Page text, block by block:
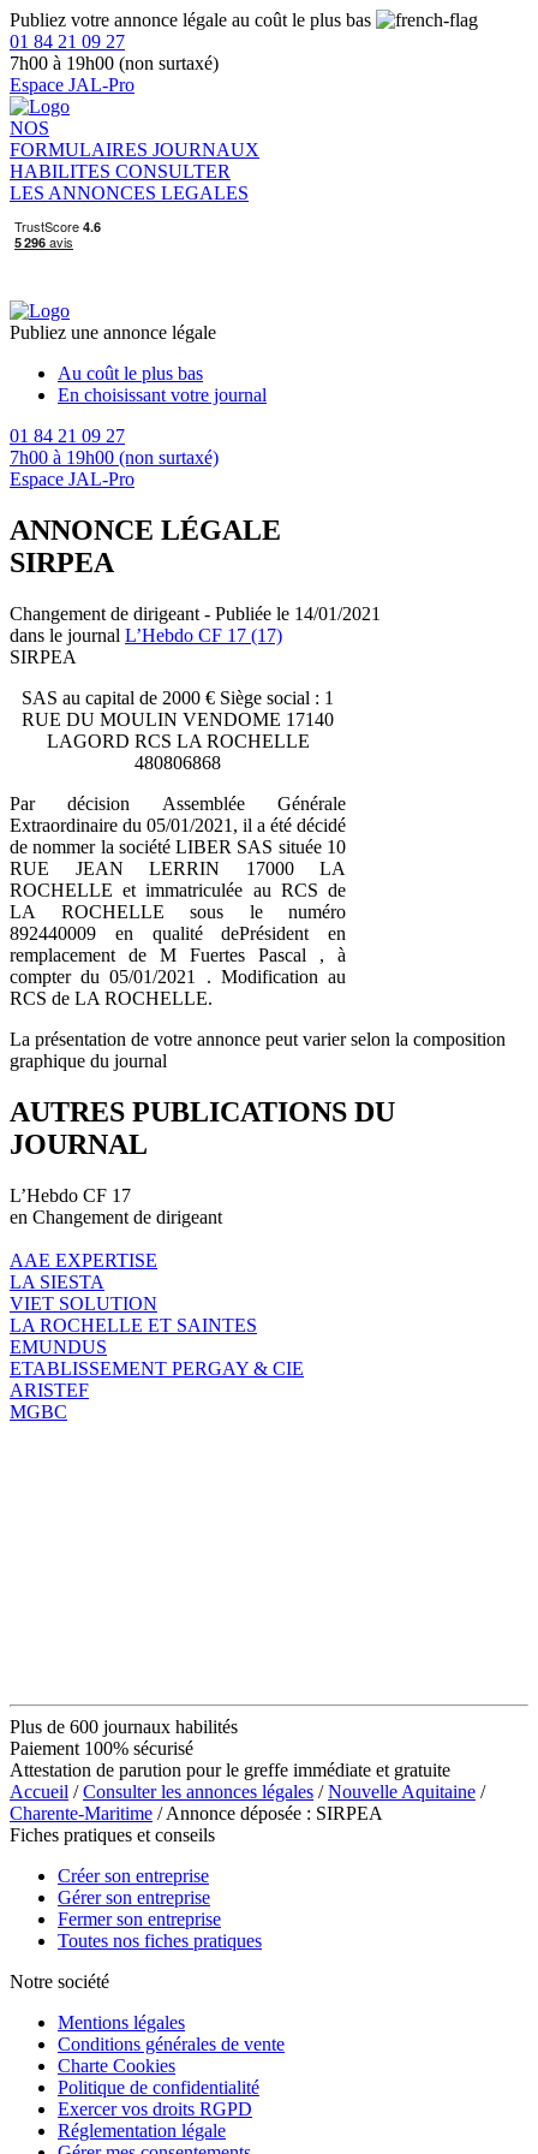
Publiez votre annonce légale au coût le plus bas
01 84 21 09 27
7h00 à 19h00 (non surtaxé)
Espace JAL-Pro
NOS
FORMULAIRES JOURNAUX
HABILITES CONSULTER
LES ANNONCES LEGALES
Publiez une annonce légale
Au coût le plus bas
En choisissant votre journal
01 84 21 09 27
7h00 à 19h00 (non surtaxé)
Espace JAL-Pro
ANNONCE LÉGALE
SIRPEA
Changement de dirigeant - Publiée le 14/01/2021
dans le journal L’Hebdo CF 17 (17)
SIRPEA
SAS au capital de 2000 € Siège social : 1
RUE DU MOULIN VENDOME 17140
LAGORD RCS LA ROCHELLE
480806868
Par décision Assemblée Générale
Extraordinaire du 05/01/2021, il a été décidé
de nommer la société LIBER SAS située 10
RUE JEAN LERRIN 17000 LA
ROCHELLE et immatriculée au RCS de
LA ROCHELLE sous le numéro
892440009 en qualité dePrésident en
remplacement de M Fuertes Pascal , à
compter du 05/01/2021 . Modification au
RCS de LA ROCHELLE.
La présentation de votre annonce peut varier selon la composition
graphique du journal
AUTRES PUBLICATIONS DU
JOURNAL
L’Hebdo CF 17
en Changement de dirigeant
AAE EXPERTISE
LA SIESTA
VIET SOLUTION
LA ROCHELLE ET SAINTES
EMUNDUS
ETABLISSEMENT PERGAY & CIE
ARISTEF
MGBC
Plus de 600 journaux habilités
Paiement 100% sécurisé
Attestation de parution pour le greffe immédiate et gratuite
Accueil /Consulter les annonces légales /Nouvelle Aquitaine /
Charente-Maritime / Annonce déposée : SIRPEA
Fiches pratiques et conseils
Créer son entreprise
Gérer son entreprise
Fermer son entreprise
Toutes nos fiches pratiques
Notre société
Mentions légales
Conditions générales de vente
Charte Cookies
Politique de confidentialité
Exercer vos droits RGPD
Réglementation légale